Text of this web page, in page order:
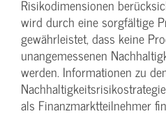
Risikodimensionen
wird durch eine sorgfältige
gewährleistet, dass keine
unangemessenen
werden. Informationen zu
als Finanzmarktteilnehmer